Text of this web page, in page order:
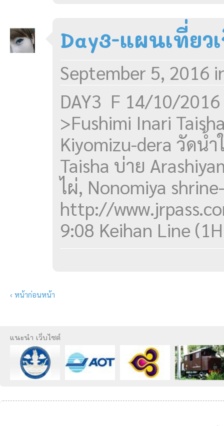
Day3-แผนเที่ยว
September 5, 2016
DAY3 F 14/10/
>Fushimi Inari
Kiyomizu-dera วัดน้
Taisha บ่าย
ไผ่, Nonomiya
http://
9:08 Keihan Line
‹ หน้าก่อนหน้า
แนะนำ เว็บไซต์
ท่องเที่ยวและ
สุวรรณภูมิ
ประเทศไทย